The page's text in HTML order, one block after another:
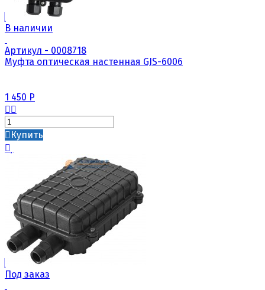
В наличии
Артикул - 0008718
Муфта оптическая настенная GJS-6006
1 450 Р
Купить
Под заказ